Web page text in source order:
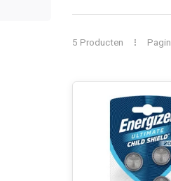
5 Producten